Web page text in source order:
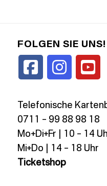
FOLGEN SIE UNS!
Telefonische
0711 – 99 88 98 18
Mo+Di+Fr | 10 – 14
Mi+Do | 14 – 18 Uhr
Ticketshop